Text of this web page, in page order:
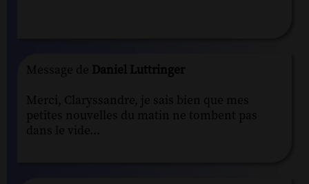
Message de Daniel Luttringer
Merci, Claryssandre, je sais bien que mes
petites nouvelles du matin ne tombent pas
dans le vide...